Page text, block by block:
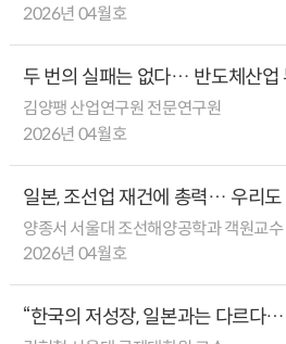
2026년 04월호
두 번의 실패는 없다… 반도체산업
김양팽 산업연구원 전문연구원
2026년 04월호
일본, 조선업 재건에 총력… 우리도
조선업 지원 강화해야
양종서 서울대 조선해양공학과 객원교수
2026년 04월호
“한국의 저성장, 일본과는 다르다